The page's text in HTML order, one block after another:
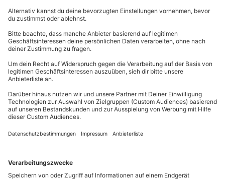
Ihr müsst aber keine Naturliebhaber sein, um hier auf
Eure Kosten zu kommen. Die Mecklenburgische
Seenplatte mit einem Verbund von über 1000 Seen ist
für Sportliebhaber und vor allem Wassersportler ein
Segeln, aber auch Wassersportarten wie Stand-Up-
Paddeling werden angeboten.
Zeitreise durch die Geschichte